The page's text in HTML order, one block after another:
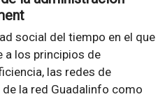
social del tiempo en el que
a los principios de
las redes de
la red Guadalinfo como